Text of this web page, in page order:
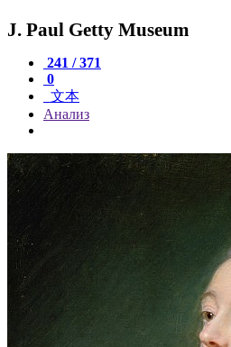
J. Paul Getty Museum
241 / 371
0
文本
Анализ